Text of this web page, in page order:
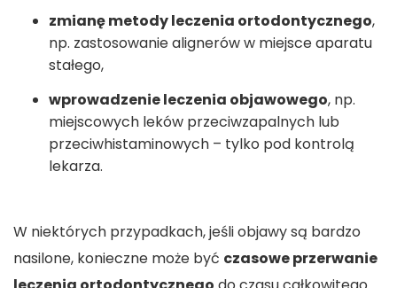
zmianę metody leczenia ortodontycznego,
np. zastosowanie alignerów w miejsce aparatu
stałego,
wprowadzenie leczenia objawowego, np.
miejscowych leków przeciwzapalnych lub
przeciwhistaminowych – tylko pod kontrolą
lekarza.
W niektórych przypadkach, jeśli objawy są bardzo
nasilone, konieczne może być czasowe przerwanie